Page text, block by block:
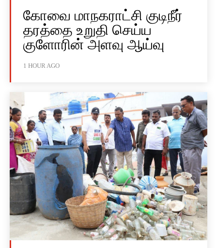
கோவை மாநகராட்சி குடிநீர்
தரத்தை உறுதி செய்ய
குளோரின் அளவு ஆய்வு
1 HOUR AGO